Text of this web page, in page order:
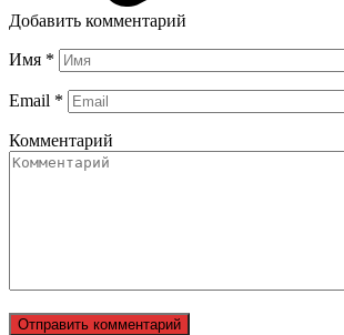
Добавить комментарий
Имя *
Email *
Комментарий